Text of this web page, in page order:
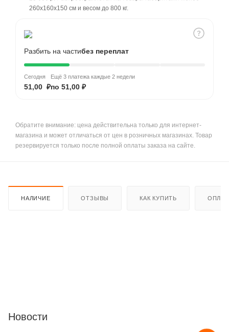
260x160x150 см и весом до 800 кг.
Разбить на частибез переплат
Сегодня
51,00 ₽
Ещё 3 платежа каждые 2 недели
по 51,00 ₽
Обратите внимание: цена действительна только для интернет-
магазина и может отличаться от цен в розничных магазинах. Товар
резервируется только после полной оплаты заказа на сайте.
НАЛИЧИЕ ОТЗЫВЫ КАК КУПИТЬ
Новости